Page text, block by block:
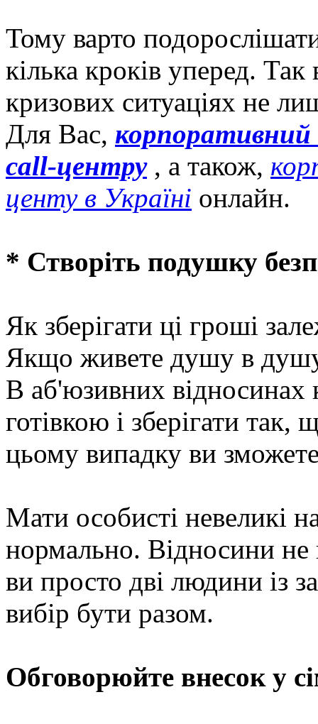
Тому варто
кілька кроків уперед.
кризових ситуаціях не
Для Вас, корпоративний
call-центру, а також,
центу в Україні онлайн.
* Створіть подушку
Як зберігати ці гроші
Якщо живете душу в
В аб'юзивних відносинах
готівкою і зберігати
цьому випадку ви
Мати особисті невеликі
нормально. Відносини не
ви просто дві людини із
вибір бути разом.
Обговорюйте внесок у